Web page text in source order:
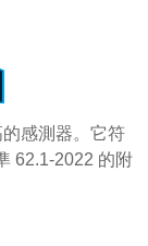
感測器。它符
62.1-2022 的附